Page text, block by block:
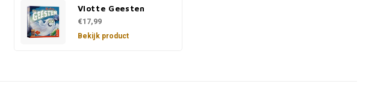
Vlotte Geesten
€17,99
Bekijk product